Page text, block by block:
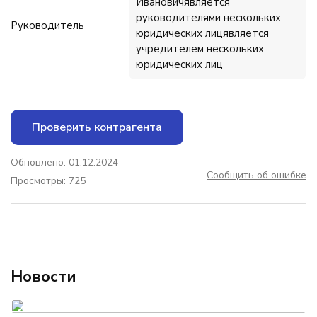
Руководитель
руководителями нескольких
юридических лицявляется
учредителем нескольких
юридических лиц
Проверить контрагента
Обновлено: 01.12.2024
Просмотры: 725
Сообщить об ошибке
Новости